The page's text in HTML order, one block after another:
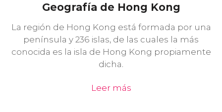
Geografía de Hong Kong
La región de Hong Kong está formada por una
península y 236 islas, de las cuales la más
conocida es la isla de Hong Kong propiamente
dicha.
Leer más